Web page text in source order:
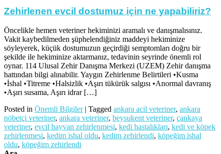
Zehirlenen evcil dostumuz için ne yapabiliriz?
Öncelikle hemen veteriner hekiminizi aramalı ve danışmalısınız.
Vakit kaybedilmeden şüphelendiğiniz maddeyi hekiminize
söyleyerek, küçük dostumuzun geçirdiği semptomları doğru bir
şekilde ile hekiminize aktarmanız, tedavinin seyrinde önemli rol
oynar. 114 Ulusal Zehir Danışma Merkezi (UZEM) Zehir danışma
hattından bilgi alınabilir. Yaygın Zehirlenme Belirtileri •Kusma
•İshal •Titreme •Halsizlik •Aşırı tükürük salgısı •Anormal davranış
•Aşırı susama, Aşırı idrar […]
Posted in Önemli Bilgiler| Tagged ankara acil veteriner, ankara
nöbetçi veteriner, ankara veteriner, beysukent veteriner, çankaya
veteriner, evcil hayvan zehirlenmesi, kedi hastalıkları, kedi ve köpek
zehirlenmesi, kedim ishal oldu, kedim zehirlendi, köpeğim ishal
oldu, köpeğim zehirlendi